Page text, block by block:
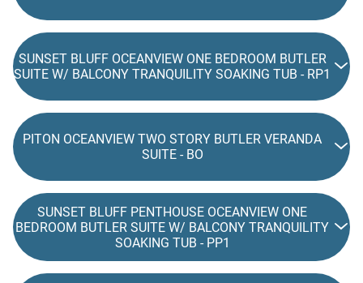
SUNSET BLUFF OCEANVIEW ONE BEDROOM BUTLER
SUITE W/ BALCONY TRANQUILITY SOAKING TUB - RP1
PITON OCEANVIEW TWO STORY BUTLER VERANDA
SUITE - BO
SUNSET BLUFF PENTHOUSE OCEANVIEW ONE
BEDROOM BUTLER SUITE W/ BALCONY TRANQUILITY
SOAKING TUB - PP1